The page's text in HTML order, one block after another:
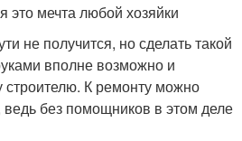
это мечта любой хозяйки
не получится, но сделать такой
вполне возможно и
К ремонту можно
без помощников в этом деле